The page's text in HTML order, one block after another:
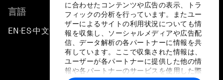
に合わせたコンテンツや広告の表示、トラ
フィックの分析を行っています。またユー
ザーによるサイトの利用状況についても情
報を収集し、ソーシャルメディアや広告配
信、データ解析の各パートナーに情報を共
有しています。ここで収集された情報は、
ユーザーが各パートナーに提供した他の情
報や各パートナーのサービスを使用した際
言語
EN ▪ES▪中文▪ 日本語